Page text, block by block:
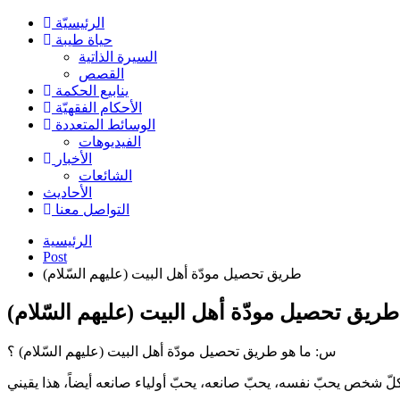
الرئیسیّة
حياة طيبة
السيرة الذاتية
القصص
ينابيع الحكمة
الأحکام الفقهیّة
الوسائط المتعددة
الفیدیوهات
الأخبار
الشائعات
الأحادیث
التواصل معنا
الرئيسية
Post
طريق تحصيل مودّة أهل البيت (عليهم السّلام)
طريق تحصيل مودّة أهل البيت (عليهم السّلام)
س: ما هو طريق تحصيل مودّة أهل البيت (عليهم السّلام) ؟